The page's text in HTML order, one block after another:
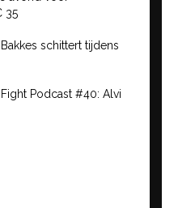
35
schittert tijdens
Podcast #40: Alvi